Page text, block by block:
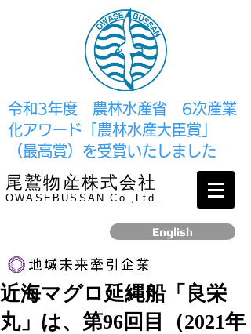
​令和3年度 農林水産省 6次産業
化アワード「農林水産大臣賞」
（最高賞）を受賞いたしました
尾鷲物産株式会社
OWASEBUSSAN Co.,Ltd.
English
リンク
​2017年12月、経済産業省より認定されました
近海マグロ延縄船「良栄
丸」は、第96回目（2021年